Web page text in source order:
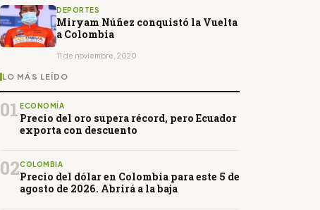
DEPORTES
Miryam Núñez conquistó la Vuelta
a Colombia
11 de noviembre, 2020
LO MÁS LEÍDO
01 ECONOMÍA
Precio del oro supera récord, pero Ecuador
exporta con descuento
02COLOMBIA
Precio del dólar en Colombia para este 5 de
agosto de 2026. Abrirá a la baja